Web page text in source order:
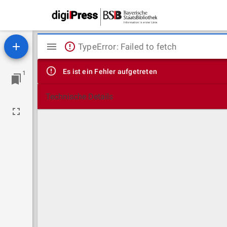
1
Mirador
Viewer
TypeError: Failed to fetch
Es ist ein Fehler aufgetreten
Technische Details